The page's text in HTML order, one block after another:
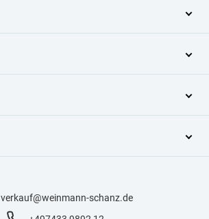
verkauf@weinmann-schanz.de